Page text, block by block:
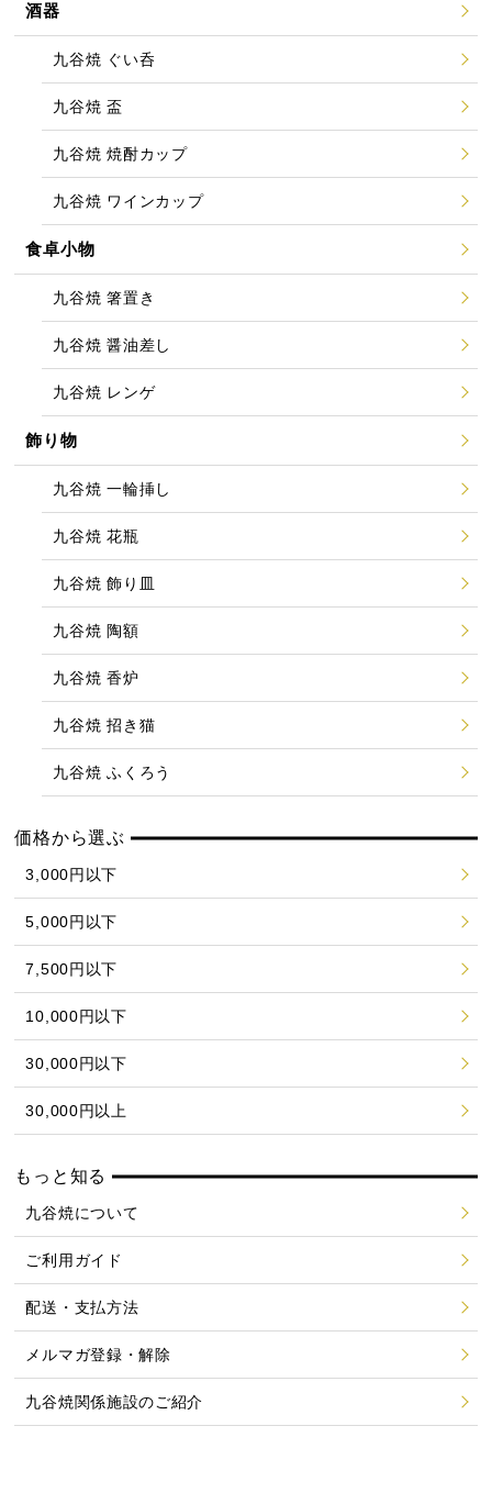
酒器
九谷焼 ぐい呑
九谷焼 盃
九谷焼 焼酎カップ
九谷焼 ワインカップ
食卓小物
九谷焼 箸置き
九谷焼 醤油差し
九谷焼 レンゲ
飾り物
九谷焼 一輪挿し
九谷焼 花瓶
九谷焼 飾り皿
九谷焼 陶額
九谷焼 香炉
九谷焼 招き猫
九谷焼 ふくろう
価格から選ぶ
3,000円以下
5,000円以下
7,500円以下
10,000円以下
30,000円以下
30,000円以上
もっと知る
九谷焼について
ご利用ガイド
配送・支払方法
メルマガ登録・解除
九谷焼関係施設のご紹介